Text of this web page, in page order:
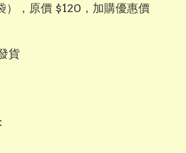
），原價 $120，加購優惠價
貨